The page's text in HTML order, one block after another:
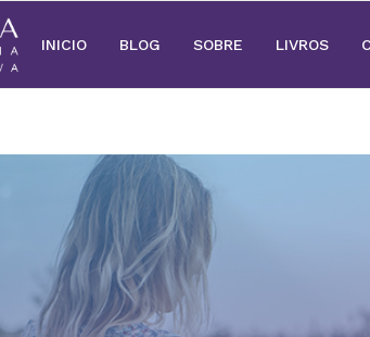
INICIO BLOG SOBRE LIVROS